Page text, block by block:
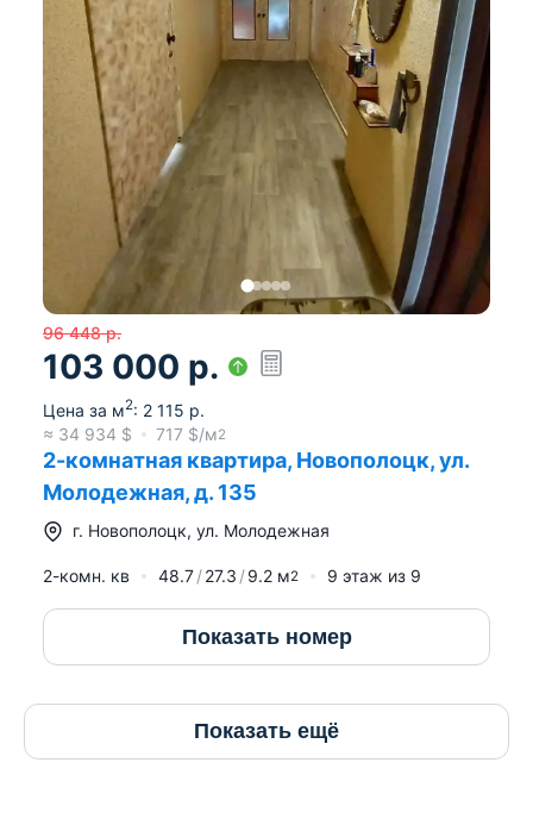
96 448 р.
103 000 р.
Цена за м2: 2 115 р.
≈ 34 934 $ 717 $/м2
2-комнатная квартира, Новополоцк, ул.
Молодежная, д. 135
г. Новополоцк, ул. Молодежная
2-комн. кв 48.7 27.3 9.2 м2 9 этаж из 9
Показать номер
Показать ещё